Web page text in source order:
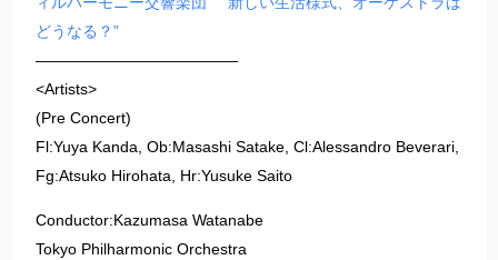
どうなる？”
—————————————
<Artists>
(Pre Concert)
Fl:Yuya Kanda, Ob:Masashi Satake, Cl:Alessandro Beverari,
Fg:Atsuko Hirohata, Hr:Yusuke Saito
Conductor:Kazumasa Watanabe
Tokyo Philharmonic Orchestra